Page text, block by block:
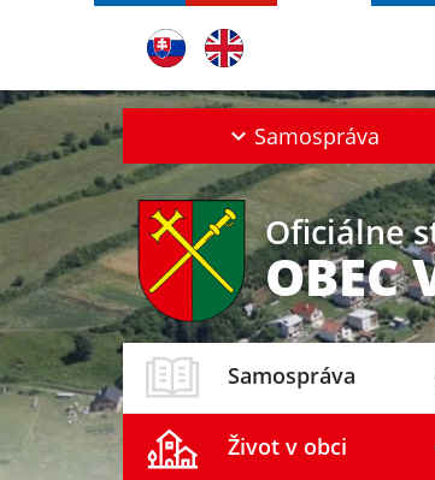
Samospráva
Oficiálne
OBEC
Samospráva
Život v obci